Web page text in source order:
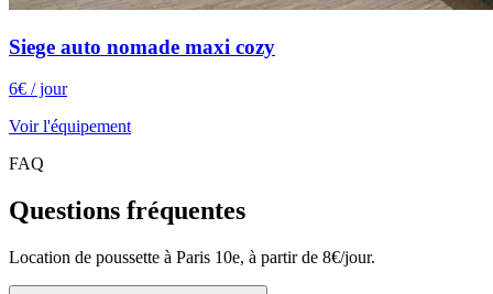
Siege auto nomade maxi cozy
6€ / jour
Voir l'équipement
FAQ
Questions fréquentes
Location de poussette à Paris 10e, à partir de 8€/jour.